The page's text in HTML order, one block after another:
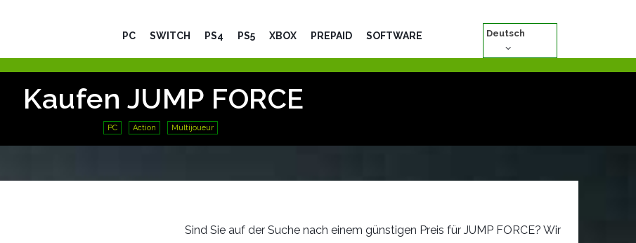
PC SWITCH PS4 PS5 XBOX PREPAID SOFTWARE Deutsch
Kaufen JUMP FORCE
PC Action Multijoueur
Sind Sie auf der Suche nach einem günstigen Preis für JUMP FORCE? Wir